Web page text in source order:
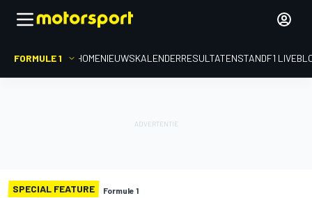
FORMULE 1 HOMENIEUWSKALENDERRESULTATENSTANDF1
SPECIAL FEATURE Formule 1